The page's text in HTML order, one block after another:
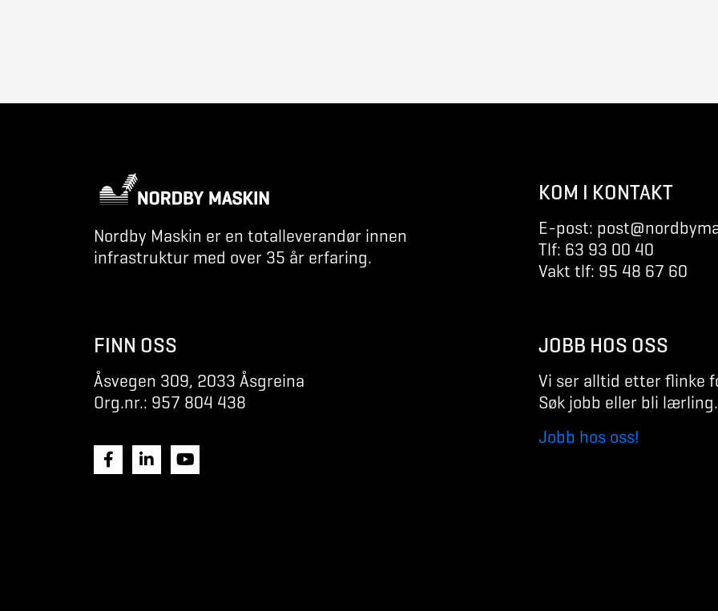
Nordby Maskin er en totalleverandør innen
infrastruktur med over 35 år erfaring.
KOM I KONTAKT
E-post:
Tlf: 63 93 00 40
Vakt tlf: 95 48 67 60
FINN OSS
Åsvegen 309, 2033 Åsgreina
Org.nr.: 957 804 438
JOBB HOS OSS
Vi ser alltid etter flinke
Søk jobb eller bli lærling.
Jobb hos oss!